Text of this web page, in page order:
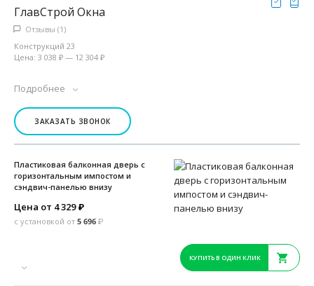
ГлавСтрой Окна
ЗАКАЗАТЬ ЗВОНОК
Отзывы (1)
Конструкций 23
Цена: 3 038 ₽ — 12 304 ₽
Подробнее
Пластиковая балконная дверь с
горизонтальным импостом и
сэндвич-панелью внизу
Цена от 4 329 ₽
с установкой от 5 696 ₽
КУПИТЬ В ОДИН КЛИК